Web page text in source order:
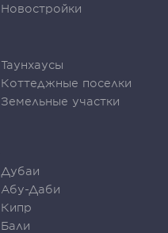
Новостройки
Таунхаусы
Коттеджные поселки
Земельные участки
Дубаи
Абу-Даби
Кипр
Бали